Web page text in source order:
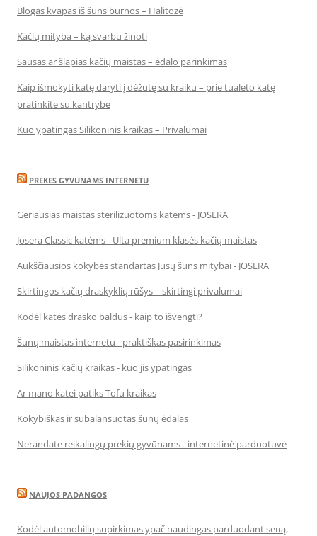
Blogas kvapas iš šuns burnos – Halitozė
Kačių mityba – ką svarbu žinoti
Sausas ar šlapias kačių maistas – ėdalo parinkimas
Kaip išmokyti katę daryti į dėžutę su kraiku – prie tualeto katę
pratinkite su kantrybe
Kuo ypatingas Silikoninis kraikas – Privalumai
PREKES GYVUNAMS INTERNETU
Geriausias maistas sterilizuotoms katėms - JOSERA
Josera Classic katėms - Ulta premium klasės kačių maistas
Aukščiausios kokybės standartas Jūsų šuns mitybai - JOSERA
Skirtingos kačių draskyklių rūšys – skirtingi privalumai
Kodėl katės drasko baldus - kaip to išvengti?
Šunų maistas internetu - praktiškas pasirinkimas
Silikoninis kačių kraikas - kuo jis ypatingas
Ar mano katei patiks Tofu kraikas
Kokybiškas ir subalansuotas šunų ėdalas
Nerandate reikalingų prekių gyvūnams - internetinė parduotuvė
NAUJOS PADANGOS
Kodėl automobilių supirkimas ypač naudingas parduodant seną,